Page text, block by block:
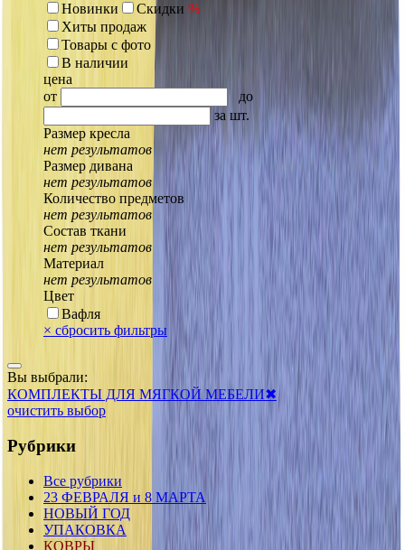
Новинки
Скидки %
Хиты продаж
Товары с фото
В наличии
цена
от
до
за шт.
Размер кресла
нет результатов
Размер дивана
нет результатов
Количество предметов
нет результатов
Состав ткани
нет результатов
Материал
нет результатов
Цвет
Вафля
× сбросить фильтры
Вы выбрали:
КОМПЛЕКТЫ ДЛЯ МЯГКОЙ МЕБЕЛИ✖
очистить выбор
Рубрики
Все рубрики
23 ФЕВРАЛЯ и 8 МАРТА
НОВЫЙ ГОД
УПАКОВКА
КОВРЫ